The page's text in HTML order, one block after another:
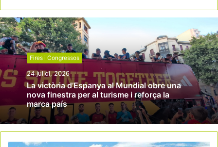
Fires i Congressos
24 juliol, 2026
La victòria d’Espanya al Mundial obre una
nova finestra per al turisme i reforça la
marca país